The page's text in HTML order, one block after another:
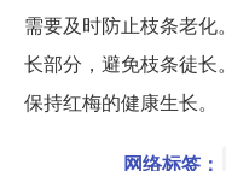
需要及时防止枝条老
长部分，避免枝条徒
保持红梅的健康生长。
网络标签：